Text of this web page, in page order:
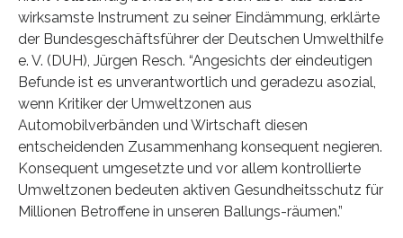
wirksamste Instrument zu seiner Eindämmung, erklärte
der Bundesgeschäftsführer der Deutschen Umwelthilfe
e. V. (DUH), Jürgen Resch. “Angesichts der eindeutigen
Befunde ist es unverantwortlich und geradezu asozial,
wenn Kritiker der Umweltzonen aus
Automobilverbänden und Wirtschaft diesen
entscheidenden Zusammenhang konsequent negieren.
Konsequent umgesetzte und vor allem kontrollierte
Umweltzonen bedeuten aktiven Gesundheitsschutz für
Millionen Betroffene in unseren Ballungs-räumen.”